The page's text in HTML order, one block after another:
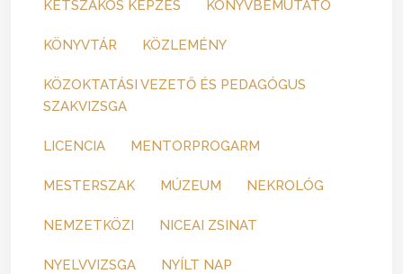
KÉTSZAKOS KÉPZÉS KÖNYVBEMUTATÓ
KÖNYVTÁR KÖZLEMÉNY
KÖZOKTATÁSI VEZETŐ ÉS PEDAGÓGUS
SZAKVIZSGA
LICENCIA MENTORPROGARM
MESTERSZAK MÚZEUM NEKROLÓG
NEMZETKÖZI NICEAI ZSINAT
NYELVVIZSGA NYÍLT NAP